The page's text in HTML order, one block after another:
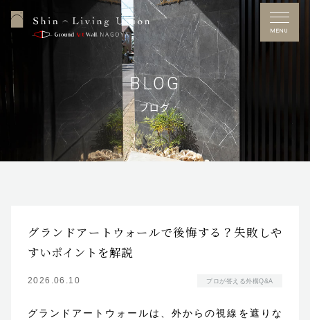
MENU
Free Dial0120-53-7272
BLOG
ブログ
グランドアートウォールで後悔する？失敗しや
すいポイントを解説
2026.06.10 プロが答える外構Q&A
グランドアートウォールは、外からの視線を遮りな
CATEGORY
NEW POST
ARCHIVE